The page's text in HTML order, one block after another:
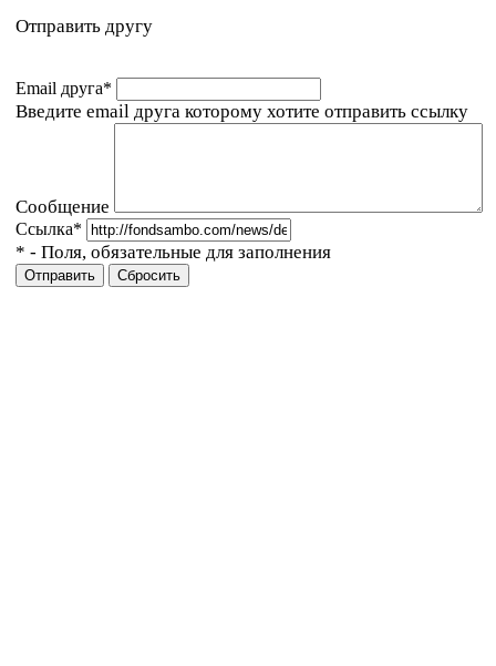
Отправить другу
Email друга*
Введите email друга которому хотите отправить ссылку
Сообщение
Ссылка*
* - Поля, обязательные для заполнения